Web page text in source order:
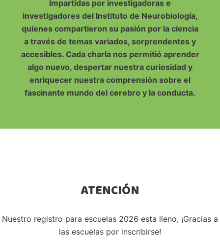
Impartidas por investigadoras e
investigadores del Instituto de Neurobiología,
quienes compartieron su pasión por la ciencia
a través de temas variados, sorprendentes y
accesibles. Cada charla nos permitió aprender
algo nuevo, despertar nuestra curiosidad y
enriquecer nuestra comprensión sobre el
fascinante mundo del cerebro y la conducta.
ATENCIÓN
Nuestro registro para escuelas 2026 esta lleno, ¡Gracias a
las escuelas por inscribirse!